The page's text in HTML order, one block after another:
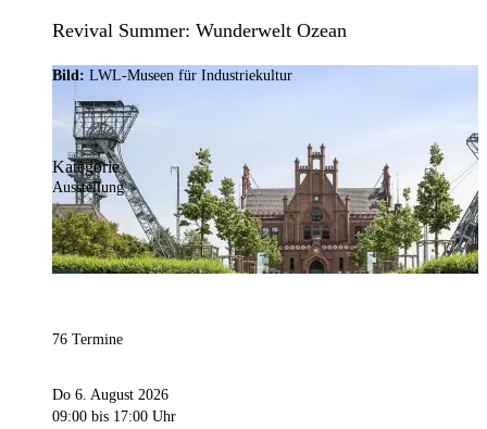
Revival Summer: Wunderwelt Ozean
Bild: LWL-Museen für Industriekultur
Kategorie
Ausstellung
76 Termine
Do 6. August 2026
09:00 bis 17:00 Uhr